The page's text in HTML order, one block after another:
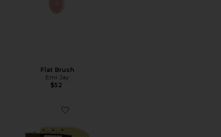
Flat Brush
Emi Jay
$52
Favorite KIT DE PIRANHAS POPSTAR